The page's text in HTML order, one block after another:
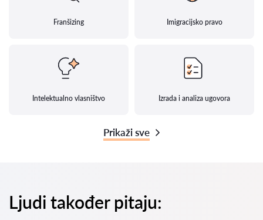
Franšizing Imigracijsko pravo
Intelektualno vlasništvo Izrada i analiza ugovora
Prikaži sve
Ljudi također pitaju: